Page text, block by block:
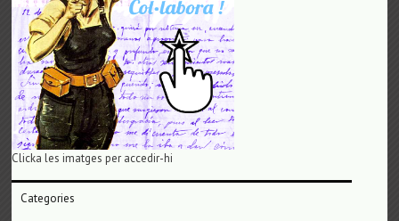
Clicka les imatges per accedir-hi
Categories